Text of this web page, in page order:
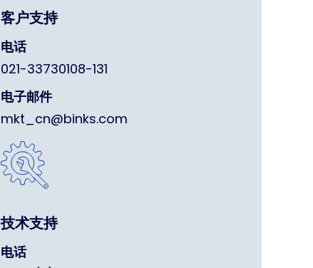
客户支持
电话
021-33730108-131
电子邮件
mkt_cn@binks.com
技术支持
电话